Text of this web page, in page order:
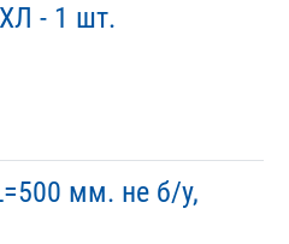
- 1 шт.
мм. не б/у,